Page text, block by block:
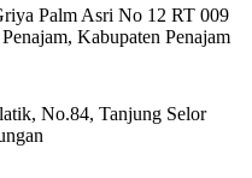
Palm Asri No 12 RT 009
Kabupaten Penajam
No.84, Tanjung Selor